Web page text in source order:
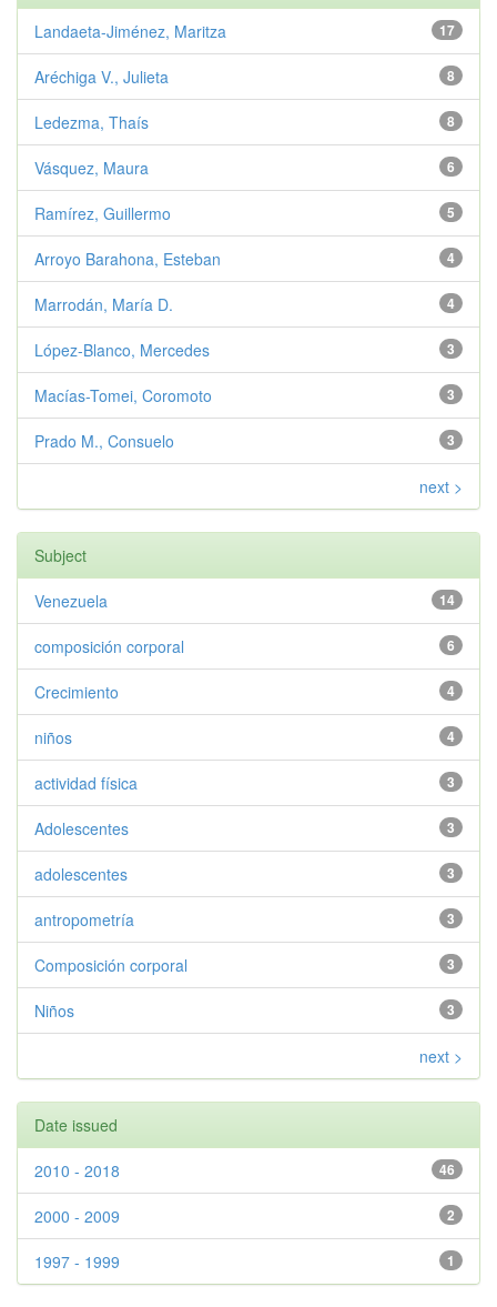
17
Landaeta-Jiménez, Maritza
8
Aréchiga V., Julieta
8
Ledezma, Thaís
6
Vásquez, Maura
5
Ramírez, Guillermo
4
Arroyo Barahona, Esteban
4
Marrodán, María D.
3
López-Blanco, Mercedes
3
Macías-Tomei, Coromoto
3
Prado M., Consuelo
next >
Subject
14
Venezuela
6
composición corporal
4
Crecimiento
4
niños
3
actividad física
3
Adolescentes
3
adolescentes
3
antropometría
3
Composición corporal
3
Niños
next >
Date issued
46
2010 - 2018
2
2000 - 2009
1
1997 - 1999